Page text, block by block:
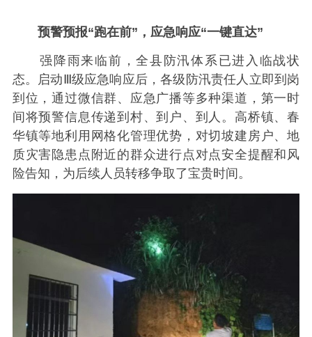
预警预报“跑在前”，应急响应“一键直达”
强降雨来临前，全县防汛体系已进入临战状
态。启动Ⅲ级应急响应后，各级防汛责任人立即到岗
到位，通过微信群、应急广播等多种渠道，第一时
间将预警信息传递到村、到户、到人。高桥镇、春
华镇等地利用网格化管理优势，对切坡建房户、地
质灾害隐患点附近的群众进行点对点安全提醒和风
险告知，为后续人员转移争取了宝贵时间。